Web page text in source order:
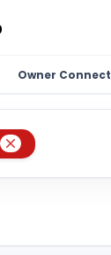
Owner Connect